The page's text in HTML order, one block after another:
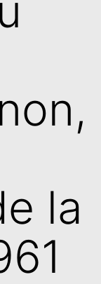
la